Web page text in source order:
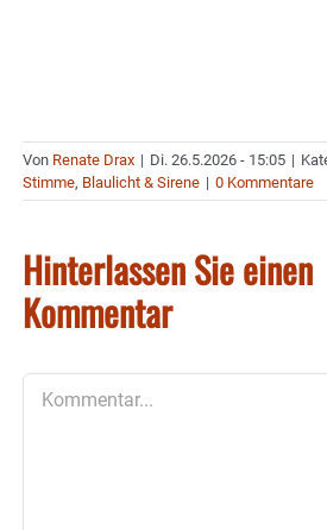
Von Renate Drax | Di. 26.5.2026 - 15:05 |
Stimme, Blaulicht & Sirene | 0 Kommentare
Hinterlassen Sie einen
Kommentar